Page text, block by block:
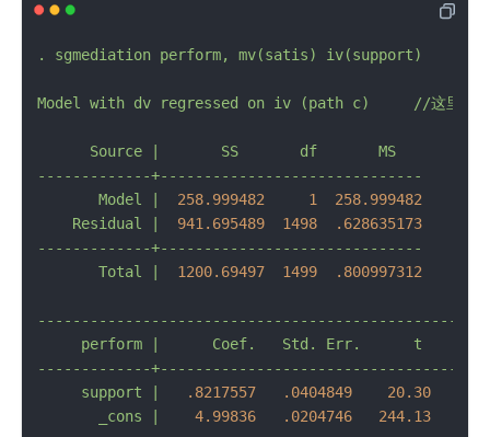
. sgmediation perform, mv(satis) iv(support)
Model with dv regressed on iv (path c) //这里，
Source SS df
MS
-------------+------------------------------
Model
258.999482 1
258.999482
Residual
941.695489 1498
.628635173
-------------+------------------------------
Total
1200.69497 1499 .800997312
perform
Coef. Std. Err. t
-------------
support
.8217557 .0404849 20.30
_cons
4.99836 .0204746 244.13